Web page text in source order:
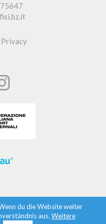
Privacy
du die Website weiter
aus. Weitere